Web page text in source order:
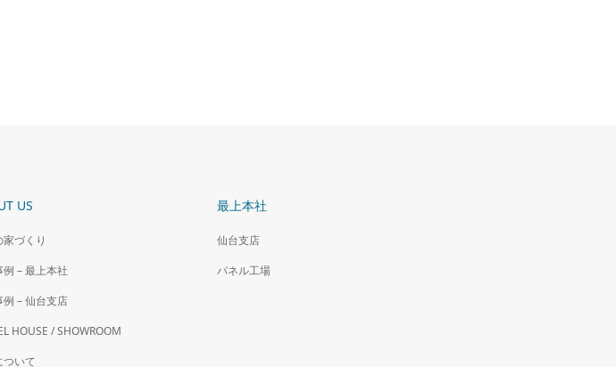
US
家づくり
– 最上本社
例 – 仙台支店
HOUSE / SHOWROOM
ついて
最上本社
仙台支店
パネル工場